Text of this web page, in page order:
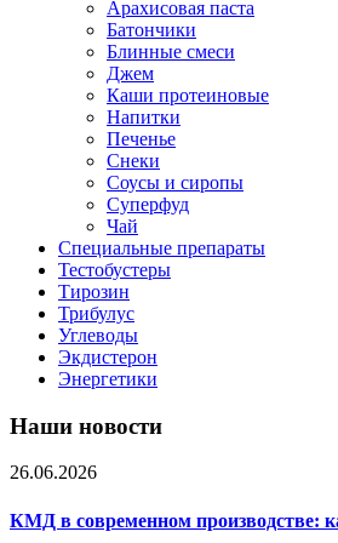
Арахисовая паста
Батончики
Блинные смеси
Джем
Каши протеиновые
Напитки
Печенье
Снеки
Соусы и сиропы
Суперфуд
Чай
Специальные препараты
Тестобустеры
Тирозин
Трибулус
Углеводы
Экдистерон
Энергетики
Наши новости
26.06.2026
КМД в современном производстве: